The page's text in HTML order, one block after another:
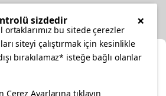
×
sizdedir
ortaklarımız bu sitede çerezler
siteyi çalıştırmak için kesinlikle
bırakılamaz* isteğe bağlı olanlar
Ayarlarına tıklayın